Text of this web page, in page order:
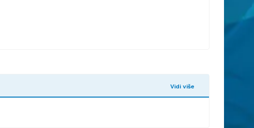
Vidi više